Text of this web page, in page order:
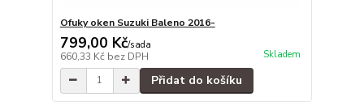
Ofuky oken Suzuki Baleno 2016-
799,00 Kč/sada
660,33 Kč bez DPH Skladem
Přidat do košíku